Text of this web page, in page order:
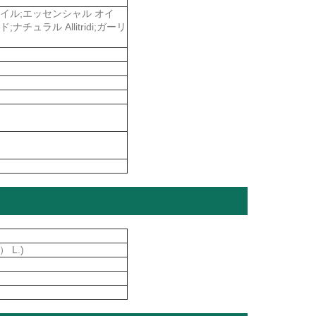
ル;エッセンシャル オイ
;ナチュラル Allitridi;ガーリ
L.)